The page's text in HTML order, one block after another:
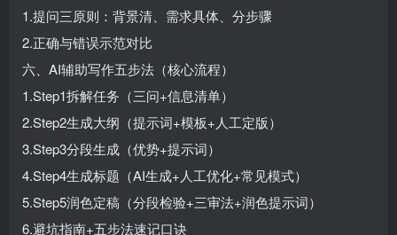
1.提问三原则：背景清、需求具体、分步骤
2.正确与错误示范对比
六、AI辅助写作五步法（核心流程）
1.Step1拆解任务（三问+信息清单）
2.Step2生成大纲（提示词+模板+人工定版）
3.Step3分段生成（优势+提示词）
4.Step4生成标题（AI生成+人工优化+常见模式）
5.Step5润色定稿（分段检验+三审法+润色提示词）
6.避坑指南+五步法速记口诀